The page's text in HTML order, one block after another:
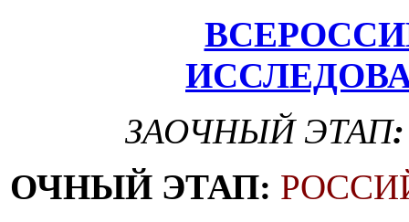
ЗАОЧНЫЙ ЭТАП:
ОЧНЫЙ ЭТАП: